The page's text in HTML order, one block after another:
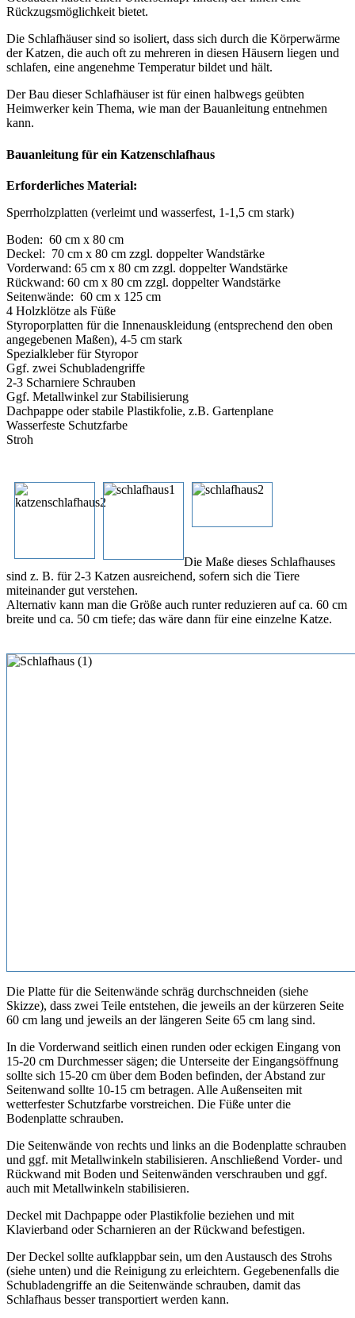
Rückzugsmöglichkeit bietet.
Die Schlafhäuser sind so isoliert, dass sich durch die Körperwärme
der Katzen, die auch oft zu mehreren in diesen Häusern liegen und
schlafen, eine angenehme Temperatur bildet und hält.
Der Bau dieser Schlafhäuser ist für einen halbwegs geübten
Heimwerker kein Thema, wie man der Bauanleitung entnehmen
kann.
Bauanleitung für ein Katzenschlafhaus
Erforderliches Material:
Sperrholzplatten (verleimt und wasserfest, 1-1,5 cm stark)
Boden: 60 cm x 80 cm
Deckel: 70 cm x 80 cm zzgl. doppelter Wandstärke
Vorderwand: 65 cm x 80 cm zzgl. doppelter Wandstärke
Rückwand: 60 cm x 80 cm zzgl. doppelter Wandstärke
Seitenwände: 60 cm x 125 cm
4 Holzklötze als Füße
Styroporplatten für die Innenauskleidung (entsprechend den oben
angegebenen Maßen), 4-5 cm stark
Spezialkleber für Styropor
Ggf. zwei Schubladengriffe
2-3 Scharniere Schrauben
Ggf. Metallwinkel zur Stabilisierung
Dachpappe oder stabile Plastikfolie, z.B. Gartenplane
Wasserfeste Schutzfarbe
Stroh
Die Maße dieses Schlafhauses
sind z. B. für 2-3 Katzen ausreichend, sofern sich die Tiere
miteinander gut verstehen.
Alternativ kann man die Größe auch runter reduzieren auf ca. 60 cm
breite und ca. 50 cm tiefe; das wäre dann für eine einzelne Katze.
Die Platte für die Seitenwände schräg durchschneiden (siehe
Skizze), dass zwei Teile entstehen, die jeweils an der kürzeren Seite
60 cm lang und jeweils an der längeren Seite 65 cm lang sind.
In die Vorderwand seitlich einen runden oder eckigen Eingang von
15-20 cm Durchmesser sägen; die Unterseite der Eingangsöffnung
sollte sich 15-20 cm über dem Boden befinden, der Abstand zur
Seitenwand sollte 10-15 cm betragen. Alle Außenseiten mit
wetterfester Schutzfarbe vorstreichen. Die Füße unter die
Bodenplatte schrauben.
Die Seitenwände von rechts und links an die Bodenplatte schrauben
und ggf. mit Metallwinkeln stabilisieren. Anschließend Vorder- und
Rückwand mit Boden und Seitenwänden verschrauben und ggf.
auch mit Metallwinkeln stabilisieren.
Deckel mit Dachpappe oder Plastikfolie beziehen und mit
Klavierband oder Scharnieren an der Rückwand befestigen.
Der Deckel sollte aufklappbar sein, um den Austausch des Strohs
(siehe unten) und die Reinigung zu erleichtern. Gegebenenfalls die
Schubladengriffe an die Seitenwände schrauben, damit das
Schlafhaus besser transportiert werden kann.